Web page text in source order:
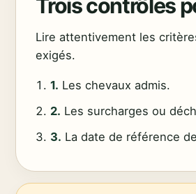
Trois contrôles
Lire attentivement les
exigés.
1. Les chevaux admis.
2. Les surcharges ou
3. La date de référence